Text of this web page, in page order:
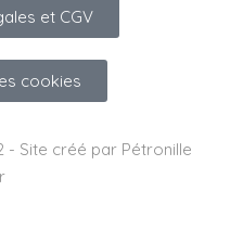
et CGV
cookies
- Site créé par Pétronille